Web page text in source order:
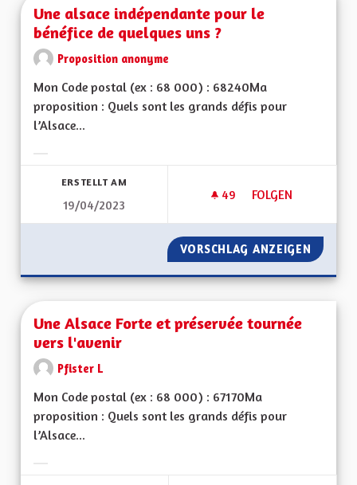
Une alsace indépendante pour le
bénéfice de quelques uns ?
Proposition anonyme
Mon Code postal (ex : 68 000) : 68240Ma
proposition : Quels sont les grands défis pour
l’Alsace...
ERSTELLT AM
19/04/2023
49 49 FOLLOWER
FOLGEN
UNE ALSACE
VORSCHLAG ANZEIGEN UNE
Une Alsace Forte et préservée tournée
vers l'avenir
Pfister L
Mon Code postal (ex : 68 000) : 67170Ma
proposition : Quels sont les grands défis pour
l’Alsace...